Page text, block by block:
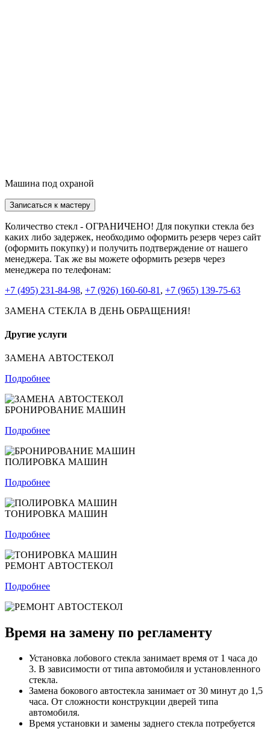
Машина под охраной
Записаться к мастеру
Количество стекл - ОГРАНИЧЕНО! Для покупки стекла без
каких либо задержек, необходимо оформить резерв через сайт
(оформить покупку) и получить подтверждение от нашего
менеджера. Так же вы можете оформить резерв через
менеджера по телефонам:
+7 (495) 231-84-98, +7 (926) 160-60-81 , +7 (965) 139-75-63
ЗАМЕНА СТЕКЛА В ДЕНЬ ОБРАЩЕНИЯ!
Другие услуги
ЗАМЕНА АВТОСТЕКОЛ
Подробнее
БРОНИРОВАНИЕ МАШИН
Подробнее
ПОЛИРОВКА МАШИН
Подробнее
ТОНИРОВКА МАШИН
Подробнее
РЕМОНТ АВТОСТЕКОЛ
Подробнее
Время на замену по регламенту
Установка лобового стекла занимает время от 1 часа до
3. В зависимости от типа автомобиля и установленного
стекла.
Замена бокового автостекла занимает от 30 минут до 1,5
часа. От сложности конструкции дверей типа
автомобиля.
Время установки и замены заднего стекла потребуется